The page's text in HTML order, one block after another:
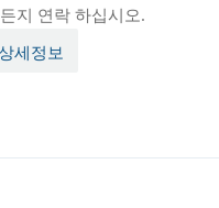
지 연락 하십시오.
세정보